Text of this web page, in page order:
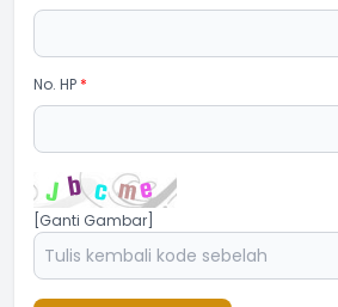
No. HP *
[Ganti Gambar]